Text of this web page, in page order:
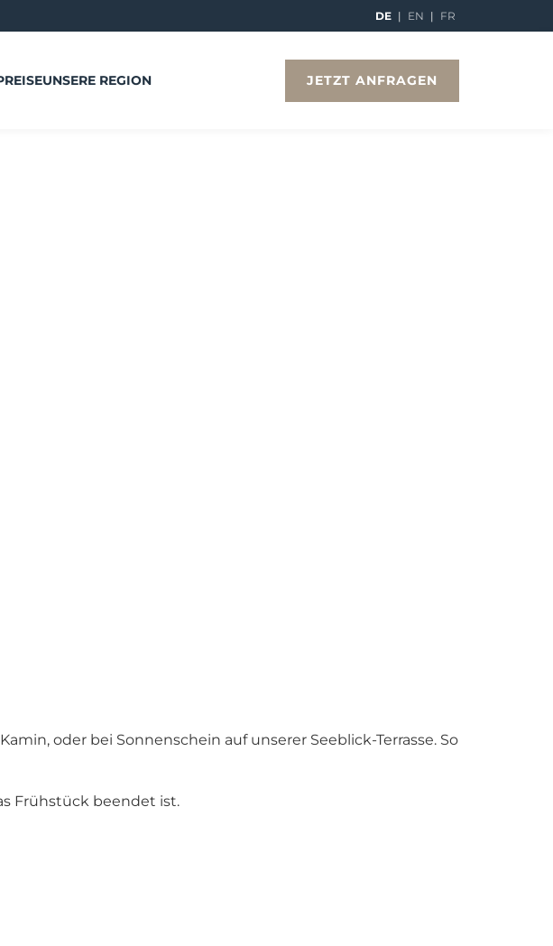
DE | EN | FR
UNSERE REGION JETZT ANFRAGEN
oder bei Sonnenschein auf unserer Seeblick-Terrasse. So
Frühstück beendet ist.